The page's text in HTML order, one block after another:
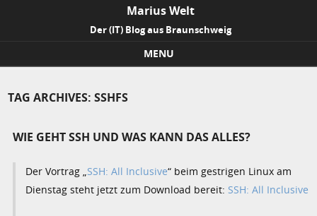
Marius Welt
Der (IT) Blog aus Braunschweig
MENU
TAG ARCHIVES:SSHFS
WIE GEHT SSH UND WAS KANN DAS ALLES?
Der Vortrag „ SSH: All Inclusive“ beim gestrigen Linux am
Dienstag steht jetzt zum Download bereit: SSH: All Inclusive